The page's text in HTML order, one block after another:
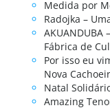
Medida por
Radojka –
Fábrica de
Por isso eu
Nova
Natal
Amazing